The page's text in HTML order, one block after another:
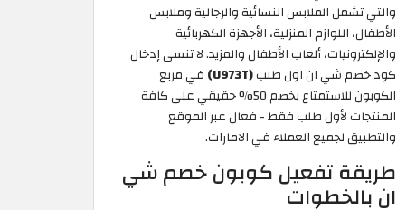
والتي تشمل الملابس النسائية والرجالية وملابس
الأطفال، اللوازم المنزلية، الأجهزة الكهربائية
والإلكترونيات، ألعاب الأطفال والمزيد. لا تنسى إدخال
كود خصم شي ان اول طلب(U973T)
في مربع
الكوبون للاستمتاع بخصم 50% حقيقي على كافة
المنتجات لأول طلب فقط - فعال عبر الموقع
والتطبيق لجميع العملاء في الامارات.
طريقة تفعيل كوبون خصم شي
ان بالخطوات